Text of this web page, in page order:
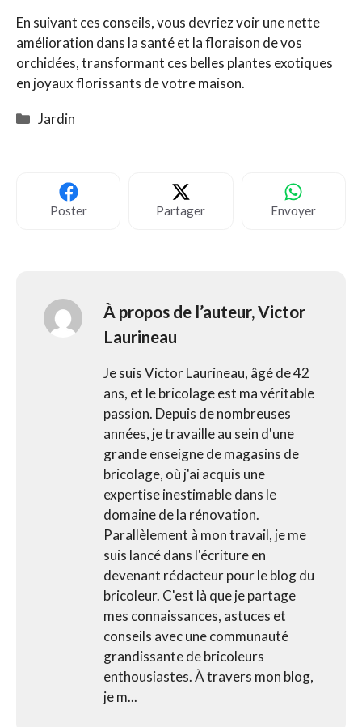
En suivant ces conseils, vous devriez voir une nette
amélioration dans la santé et la floraison de vos
orchidées, transformant ces belles plantes exotiques
en joyaux florissants de votre maison.
Catégories
Jardin
Poster Partager Envoyer
À propos de l’auteur,Victor
Laurineau
Je suis Victor Laurineau, âgé de 42
ans, et le bricolage est ma véritable
passion. Depuis de nombreuses
années, je travaille au sein d'une
grande enseigne de magasins de
bricolage, où j'ai acquis une
expertise inestimable dans le
domaine de la rénovation.
Parallèlement à mon travail, je me
suis lancé dans l'écriture en
devenant rédacteur pour le blog du
bricoleur. C'est là que je partage
mes connaissances, astuces et
conseils avec une communauté
grandissante de bricoleurs
enthousiastes. À travers mon blog,
je m...